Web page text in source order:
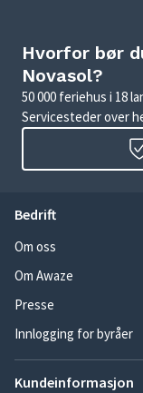
Hvorfor bør
Novasol?
50 000 feriehus i 18
Servicesteder over
Bedrift
Om oss
Om Awaze
Presse
Innlogging for byråer
Kundeinformasjon